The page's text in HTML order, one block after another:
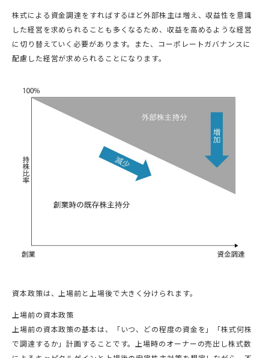
株式による資金調達をすればするほど外部株主は増え、収益性を意識
した経営を求められることも多くなるため、収益を高めるような経営
に切り替えていく必要があります。また、コーポレートガバナンスに
配慮した経営が求められることになります。
資本政策は、上場前と上場後で大きく分けられます。
上場前の資本政策
上場前の資本政策の基本は、「いつ、どの程度の資金を」「株式何株
で調達するか」計画することです。上場時のオーナーの売出し株式数